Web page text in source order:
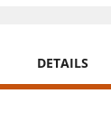
DETAILS